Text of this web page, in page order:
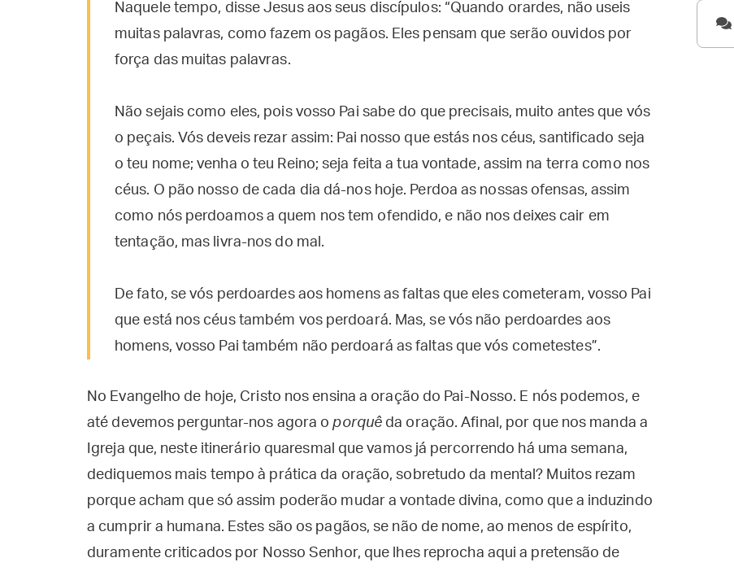
Naquele tempo, disse Jesus aos seus discípulos: “Quando orardes, não useis
muitas palavras, como fazem os pagãos. Eles pensam que serão ouvidos por
força das muitas palavras.
Não sejais como eles, pois vosso Pai sabe do que precisais, muito antes que vós
o peçais. Vós deveis rezar assim: Pai nosso que estás nos céus, santificado seja
o teu nome; venha o teu Reino; seja feita a tua vontade, assim na terra como nos
céus. O pão nosso de cada dia dá-nos hoje. Perdoa as nossas ofensas, assim
como nós perdoamos a quem nos tem ofendido, e não nos deixes cair em
tentação, mas livra-nos do mal.
De fato, se vós perdoardes aos homens as faltas que eles cometeram, vosso Pai
que está nos céus também vos perdoará. Mas, se vós não perdoardes aos
homens, vosso Pai também não perdoará as faltas que vós cometestes”.
No Evangelho de hoje, Cristo nos ensina a oração do Pai-Nosso. E nós podemos, e
até devemos perguntar-nos agora oporquê da oração. Afinal, por que nos manda a
Igreja que, neste itinerário quaresmal que vamos já percorrendo há uma semana,
dediquemos mais tempo à prática da oração, sobretudo da mental? Muitos rezam
porque acham que só assim poderão mudar a vontade divina, como que a induzindo
a cumprir a humana. Estes são os pagãos, se não de nome, ao menos de espírito,
duramente criticados por Nosso Senhor, que lhes reprocha aqui a pretensão de